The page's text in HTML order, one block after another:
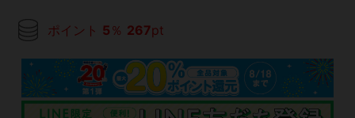
ポイント 5 ％ 267pt